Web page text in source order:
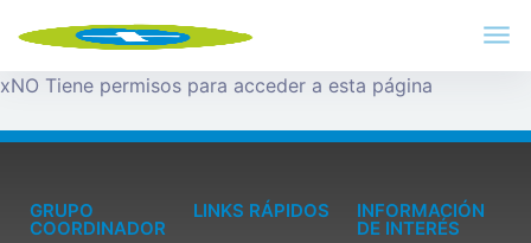
xNO Tiene permisos para acceder a esta página
GRUPO
COORDINADOR
LINKS RÁPIDOS INFORMACIÓN
DE INTERÉS